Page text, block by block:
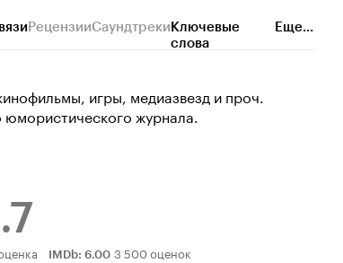
РецензииСаундтрекиКлючевые
слова
Еще...
игры, медиазвезд и проч.
журнала.
IMDb: 6.00 3 500 оценок